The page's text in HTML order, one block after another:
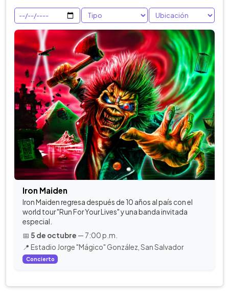
Iron Maiden
Iron Maiden regresa después de 10 años al país con el
world tour "Run For Your Lives" y una banda invitada
especial.
📅 5 de octubre — 7:00 p.m.
📍 Estadio Jorge "Mágico" González, San Salvador
Concierto